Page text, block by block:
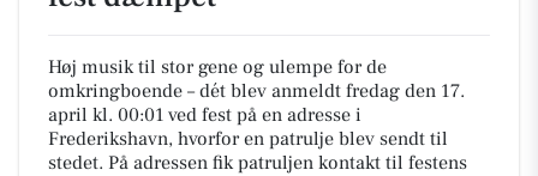
Høj musik til stor gene og ulempe for de
omkringboende – dét blev anmeldt fredag den 17.
april kl. 00:01 ved fest på en adresse i
Frederikshavn, hvorfor en patrulje blev sendt til
stedet. På adressen fik patruljen kontakt til festens